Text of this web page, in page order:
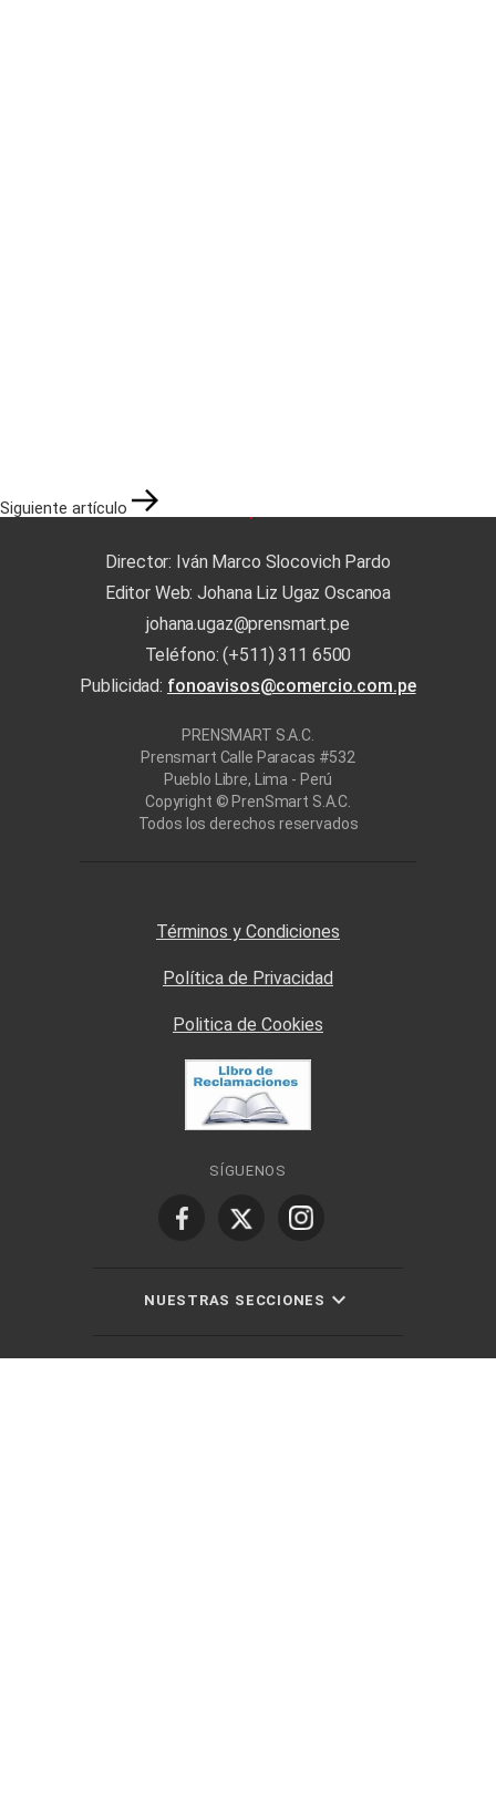
Siguiente artículo
Director: Iván Marco Slocovich Pardo
Editor Web: Johana Liz Ugaz Oscanoa
johana.ugaz@prensmart.pe
Teléfono: (+511) 311 6500
Publicidad: fonoavisos@comercio.com.pe
PRENSMART S.A.C.
Prensmart Calle Paracas #532
Pueblo Libre, Lima - Perú
Copyright © PrenSmart S.A.C.
Todos los derechos reservados
Términos y Condiciones
Política de Privacidad
Politica de Cookies
SÍGUENOS
NUESTRAS SECCIONES